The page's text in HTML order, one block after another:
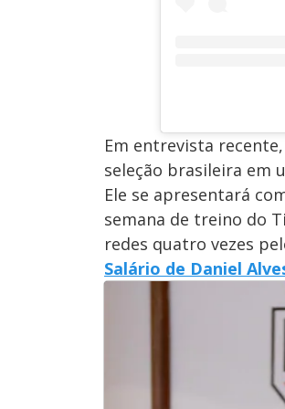
Em entrevista
seleção brasileira em
Ele se apresentará
semana de treino do
redes quatro vezes
Salário de Daniel